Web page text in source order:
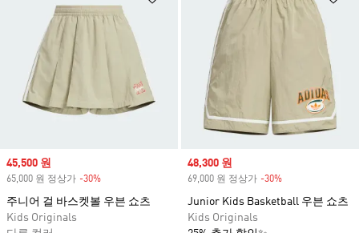
Sale price
45,500 원
65,000 원 정상가 -30%
주니어 걸 바스켓볼 우븐 쇼츠
Kids Originals
Sale price
48,300 원
69,000 원 정상가 -30%
Junior Kids Basketball 우븐 쇼츠
Kids Originals